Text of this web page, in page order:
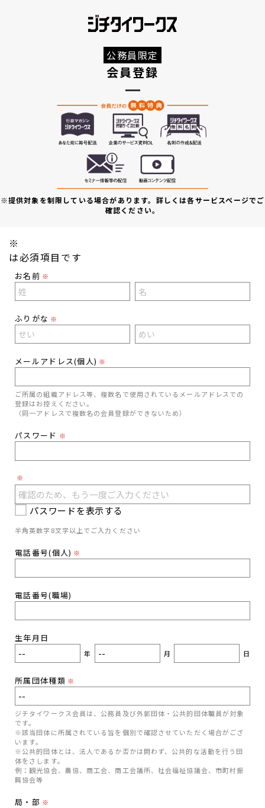
公務員限定
会員登録
※提供対象を制限している場合があります。詳しくは各サービスページでご
確認ください。
※
は必須項目です
お名前 ※
ふりがな ※
メールアドレス(個人) ※
ご所属の組織アドレス等、複数名で使用されているメールアドレスでの
登録はお控えください。
（同一アドレスで複数名の会員登録ができないため）
パスワード ※
※
パスワードを表示する
半角英数字8文字以上でご入力ください
電話番号(個人) ※
電話番号(職場)
生年月日
年 月 日
所属団体種類 ※
ジチタイワークス会員は、公務員及び外郭団体・公共的団体職員が対象
です。
※該当団体に所属されている旨を個別で確認させていただく場合がござ
います。
※公共的団体とは、法人であるか否かは問わず、公共的な活動を行う団
体をさします。
例：観光協会、農協、商工会、商工会議所、社会福祉協議会、市町村振
興協会等
局・部 ※